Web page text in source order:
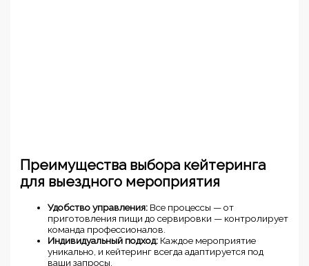
Преимущества выбора кейтеринга
для выездного мероприятия
Удобство управления: Все процессы — от
приготовления пищи до сервировки — контролирует
команда профессионалов.
Индивидуальный подход: Каждое мероприятие
уникально, и кейтеринг всегда адаптируется под
ваши запросы.